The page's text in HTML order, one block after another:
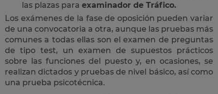
las plazas para examinador de Tráfico.
Los exámenes de la fase de oposición pueden variar
de una convocatoria a otra, aunque las pruebas más
comunes a todas ellas son el examen de preguntas
de tipo test, un examen de supuestos prácticos
sobre las funciones del puesto y, en ocasiones, se
realizan dictados y pruebas de nivel básico, así como
una prueba psicotécnica.